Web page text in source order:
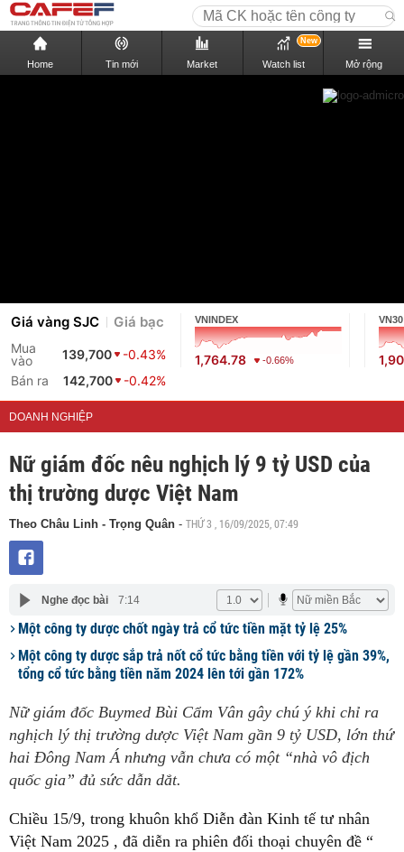
Home Tin mới Market Watch list
New
Mở rộng
Giá vàng SJC Giá bạc
Mua
vào
139,700
-0.43%
Bán ra
142,700 -0.42%
VNINDEX
1,764.78 -0.66%
VN30
DOANH NGHIỆP
Nữ giám đốc nêu nghịch lý 9 tỷ USD của
thị trường dược Việt Nam
Theo Châu Linh - Trọng Quân - THỨ 3 , 16/09/2025, 07:49
Nghe đọc bài 7:14
Một công ty dược chốt ngày trả cổ tức tiền mặt tỷ lệ 25%
Một công ty dược sắp trả nốt cổ tức bằng tiền với tỷ lệ gần 39%,
tổng cổ tức bằng tiền năm 2024 lên tới gần 172%
Nữ giám đốc Buymed Bùi Cẩm Vân gây chú ý khi chỉ ra
nghịch lý thị trường dược Việt Nam gần 9 tỷ USD, lớn thứ
hai Đông Nam Á nhưng vẫn chưa có một “nhà vô địch
quốc gia” đủ sức dẫn dắt.
Chiều 15/9, trong khuôn khổ Diễn đàn Kinh tế tư nhân
Việt Nam 2025 , đã diễn ra phiên đối thoại chuyên đề “